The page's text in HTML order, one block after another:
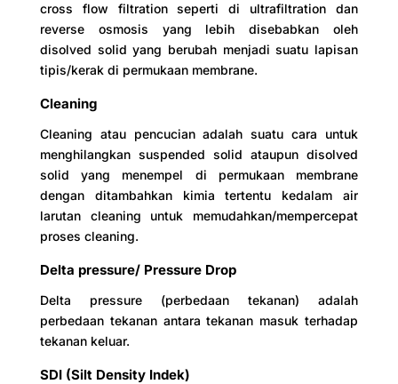
cross flow filtration seperti di ultrafiltration dan
reverse osmosis yang lebih disebabkan oleh
disolved solid yang berubah menjadi suatu lapisan
tipis/kerak di permukaan membrane.
Cleaning
Cleaning atau pencucian adalah suatu cara untuk
menghilangkan suspended solid ataupun disolved
solid yang menempel di permukaan membrane
dengan ditambahkan kimia tertentu kedalam air
larutan cleaning untuk memudahkan/mempercepat
proses cleaning.
Delta pressure/ Pressure Drop
Delta pressure (perbedaan tekanan) adalah
perbedaan tekanan antara tekanan masuk terhadap
tekanan keluar.
SDI (Silt Density Indek)